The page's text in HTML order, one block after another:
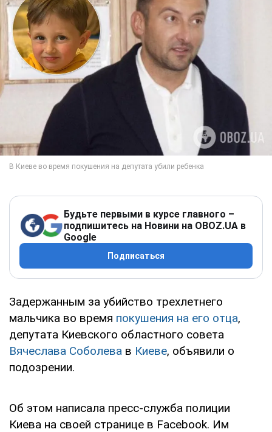
Будьте первыми в курсе главного –
подпишитесь на Новини на OBOZ.UA в
Google
Подписаться
Задержанным за убийство трехлетнего
мальчика во время покушения на его отца,
депутата Киевского областного совета
Вячеслава Соболева в Киеве, объявили о
подозрении.
Об этом написала пресс-служба полиции
Киева на своей странице в Facebook. Им